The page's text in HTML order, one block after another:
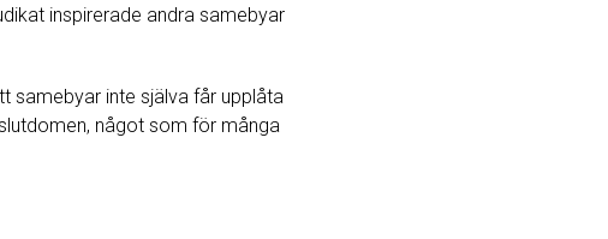
inspirerade andra samebyar
samebyar inte själva får upplåta
något som för många